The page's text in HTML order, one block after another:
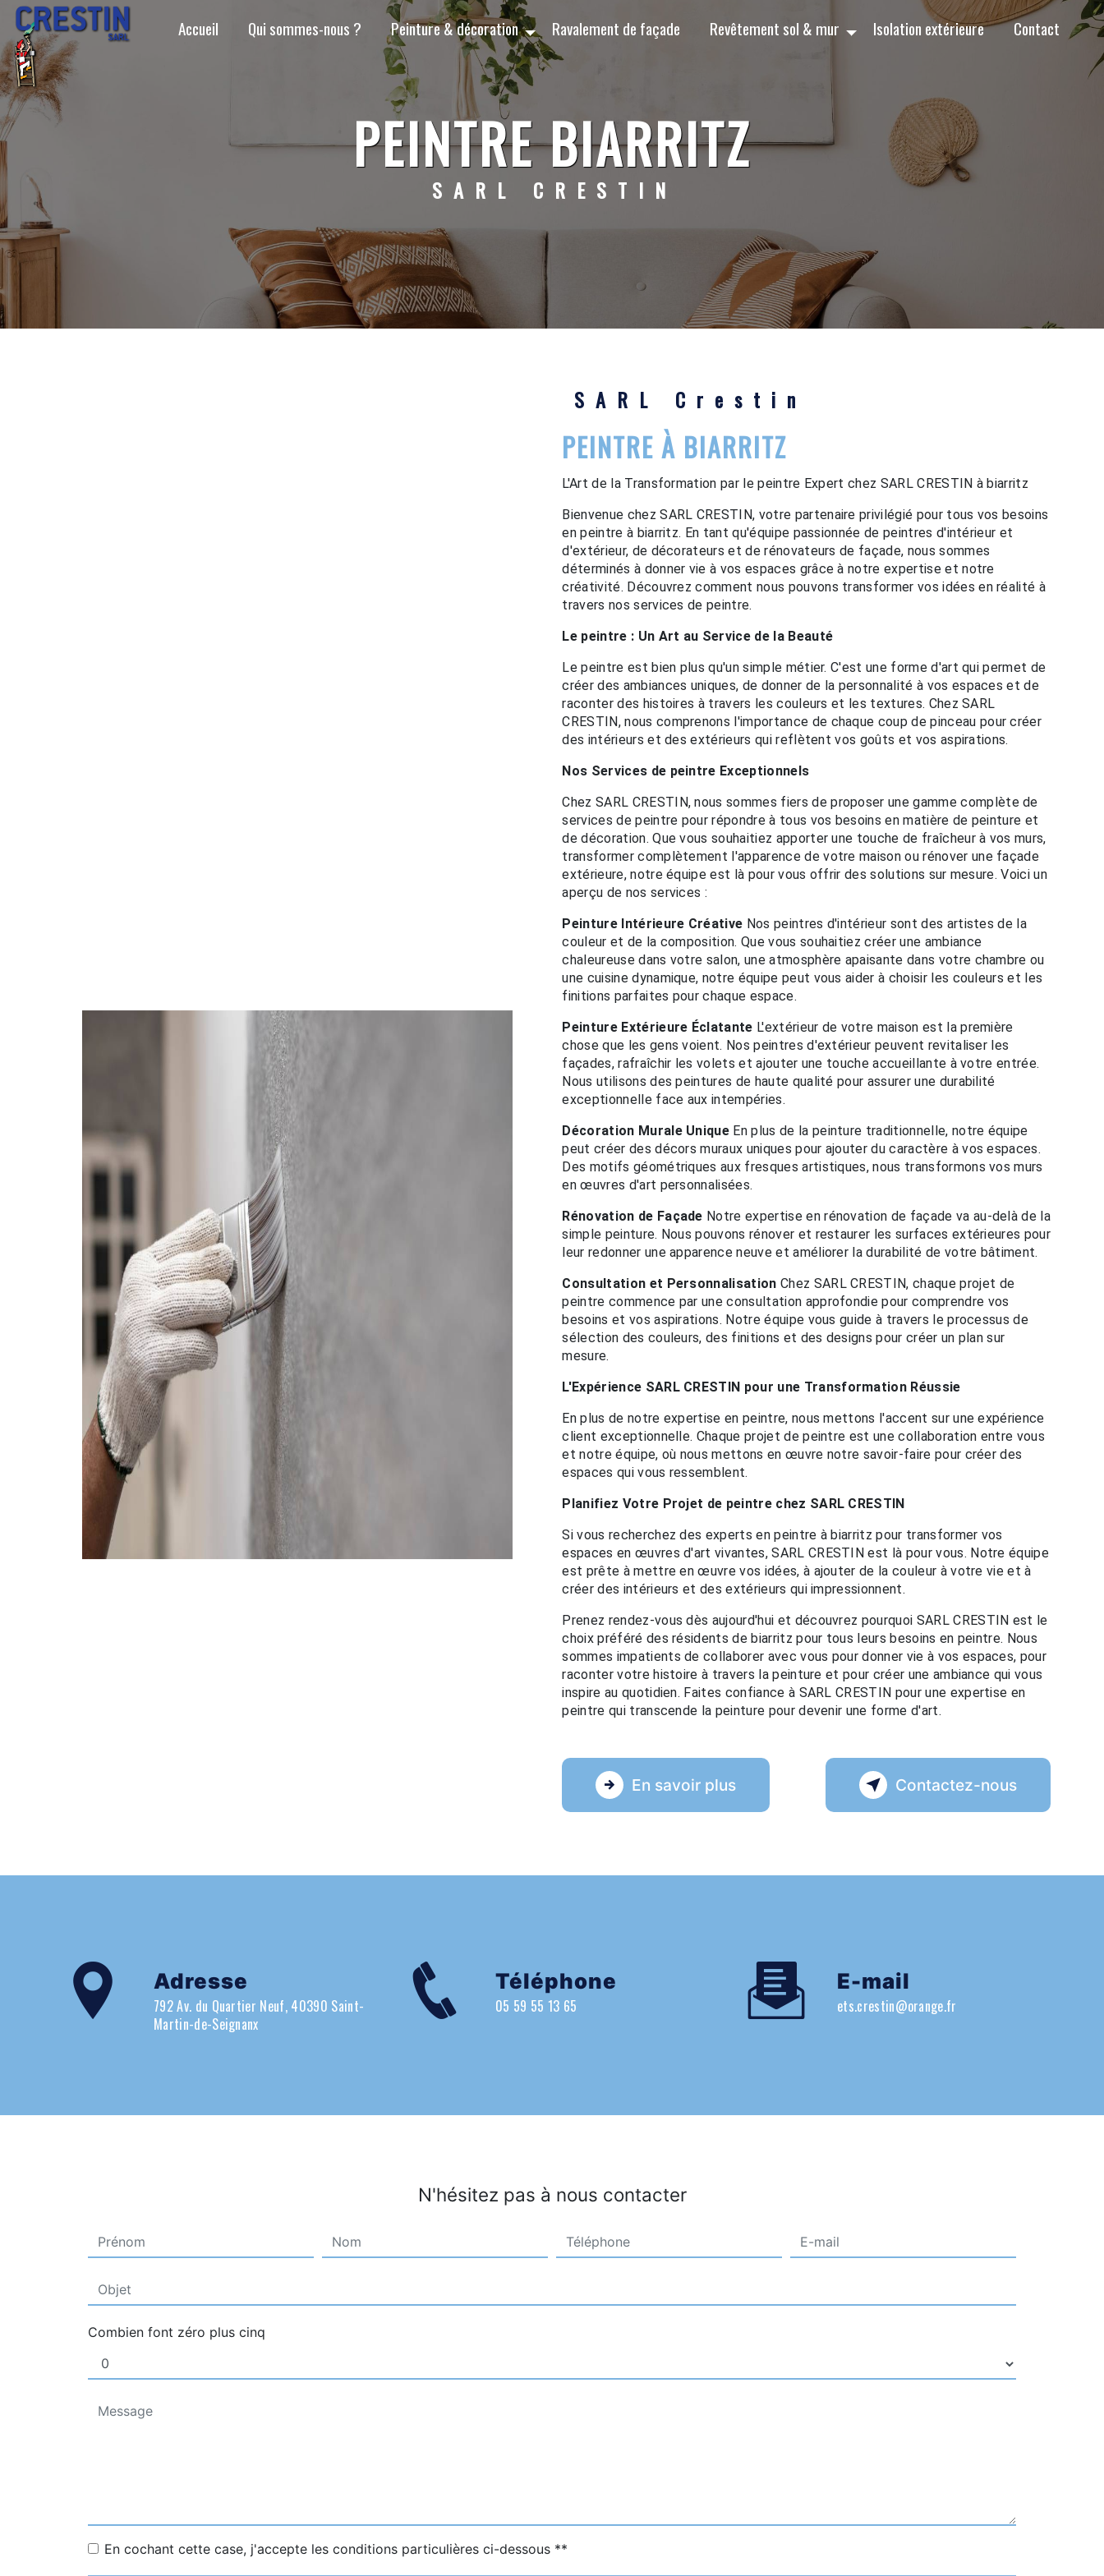
Accueil Qui sommes-nous ? Peinture & décoration Ravalement de façade Revêtement sol & mur Isolation extérieure Contact
PEINTRE BIARRITZ
SARL CRESTIN
SARL Crestin
PEINTRE À BIARRITZ
L'Art de la Transformation par le peintre Expert chez SARL CRESTIN à biarritz
Bienvenue chez SARL CRESTIN, votre partenaire privilégié pour tous vos besoins
en peintre à biarritz. En tant qu'équipe passionnée de peintres d'intérieur et
d'extérieur, de décorateurs et de rénovateurs de façade, nous sommes
déterminés à donner vie à vos espaces grâce à notre expertise et notre
créativité. Découvrez comment nous pouvons transformer vos idées en réalité à
travers nos services de peintre.
Le peintre : Un Art au Service de la Beauté
Le peintre est bien plus qu'un simple métier. C'est une forme d'art qui permet de
créer des ambiances uniques, de donner de la personnalité à vos espaces et de
raconter des histoires à travers les couleurs et les textures. Chez SARL
CRESTIN, nous comprenons l'importance de chaque coup de pinceau pour créer
des intérieurs et des extérieurs qui reflètent vos goûts et vos aspirations.
Nos Services de peintre Exceptionnels
Chez SARL CRESTIN, nous sommes fiers de proposer une gamme complète de
services de peintre pour répondre à tous vos besoins en matière de peinture et
de décoration. Que vous souhaitiez apporter une touche de fraîcheur à vos murs,
transformer complètement l'apparence de votre maison ou rénover une façade
extérieure, notre équipe est là pour vous offrir des solutions sur mesure. Voici un
aperçu de nos services :
Peinture Intérieure Créative Nos peintres d'intérieur sont des artistes de la
couleur et de la composition. Que vous souhaitiez créer une ambiance
chaleureuse dans votre salon, une atmosphère apaisante dans votre chambre ou
une cuisine dynamique, notre équipe peut vous aider à choisir les couleurs et les
finitions parfaites pour chaque espace.
Peinture Extérieure Éclatante L'extérieur de votre maison est la première
chose que les gens voient. Nos peintres d'extérieur peuvent revitaliser les
façades, rafraîchir les volets et ajouter une touche accueillante à votre entrée.
Nous utilisons des peintures de haute qualité pour assurer une durabilité
exceptionnelle face aux intempéries.
Décoration Murale Unique En plus de la peinture traditionnelle, notre équipe
peut créer des décors muraux uniques pour ajouter du caractère à vos espaces.
Des motifs géométriques aux fresques artistiques, nous transformons vos murs
en œuvres d'art personnalisées.
Rénovation de Façade Notre expertise en rénovation de façade va au-delà de la
simple peinture. Nous pouvons rénover et restaurer les surfaces extérieures pour
leur redonner une apparence neuve et améliorer la durabilité de votre bâtiment.
Consultation et Personnalisation Chez SARL CRESTIN, chaque projet de
peintre commence par une consultation approfondie pour comprendre vos
besoins et vos aspirations. Notre équipe vous guide à travers le processus de
sélection des couleurs, des finitions et des designs pour créer un plan sur
mesure.
L'Expérience SARL CRESTIN pour une Transformation Réussie
En plus de notre expertise en peintre, nous mettons l'accent sur une expérience
client exceptionnelle. Chaque projet de peintre est une collaboration entre vous
et notre équipe, où nous mettons en œuvre notre savoir-faire pour créer des
espaces qui vous ressemblent.
Planifiez Votre Projet de peintre chez SARL CRESTIN
Si vous recherchez des experts en peintre à biarritz pour transformer vos
espaces en œuvres d'art vivantes, SARL CRESTIN est là pour vous. Notre équipe
est prête à mettre en œuvre vos idées, à ajouter de la couleur à votre vie et à
créer des intérieurs et des extérieurs qui impressionnent.
Prenez rendez-vous dès aujourd'hui et découvrez pourquoi SARL CRESTIN est le
choix préféré des résidents de biarritz pour tous leurs besoins en peintre. Nous
sommes impatients de collaborer avec vous pour donner vie à vos espaces, pour
raconter votre histoire à travers la peinture et pour créer une ambiance qui vous
inspire au quotidien. Faites confiance à SARL CRESTIN pour une expertise en
peintre qui transcende la peinture pour devenir une forme d'art.
En savoir plus Contactez-nous
Adresse
792 Av. du Quartier Neuf, 40390 Saint-
Martin-de-Seignanx
Téléphone
05 59 55 13 65
E-mail
ets.crestin@orange.fr
N'hésitez pas à nous contacter
Combien font zéro plus cinq
En cochant cette case, j'accepte les conditions particulières ci-dessous **
Panneau de gestion des cookies